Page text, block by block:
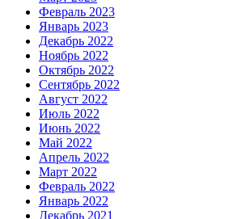
Февраль 2023
Январь 2023
Декабрь 2022
Ноябрь 2022
Октябрь 2022
Сентябрь 2022
Август 2022
Июль 2022
Июнь 2022
Май 2022
Апрель 2022
Март 2022
Февраль 2022
Январь 2022
Декабрь 2021